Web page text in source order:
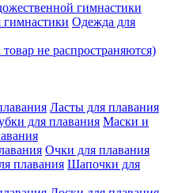
гимнастики
Одежда для
не распространяются)
Ласты для плавания
Маски и
Очки для плавания
Шапочки для